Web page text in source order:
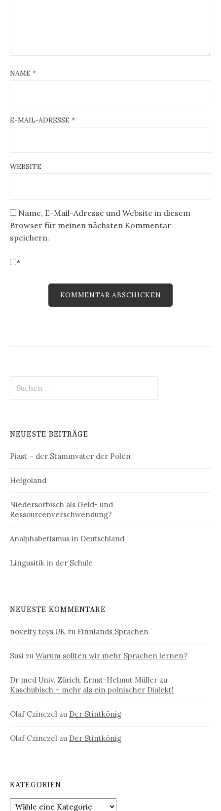
NAME *
E-MAIL-ADRESSE *
WEBSITE
Name, E-Mail-Adresse und Website in diesem
Browser für meinen nächsten Kommentar
speichern.
*
nach:
NEUESTE BEITRÄGE
Piast – der Stammvater der Polen
Helgoland
Niedersorbisch als Geld- und
Ressourcenverschwendung?
Analphabetismus in Deutschland
Lingusitik in der Schule
NEUESTE KOMMENTARE
novelty toys UK zu Finnlands Sprachen
Susi zu Warum sollten wir mehr Sprachen lernen?
Dr med Univ. Zürich. Ernst-Helmut Müller zu
Kaschubisch – mehr als ein polnischer Dialekt!
Olaf Czinczel zu Der Stintkönig
Olaf Czinczel zu Der Stintkönig
KATEGORIEN